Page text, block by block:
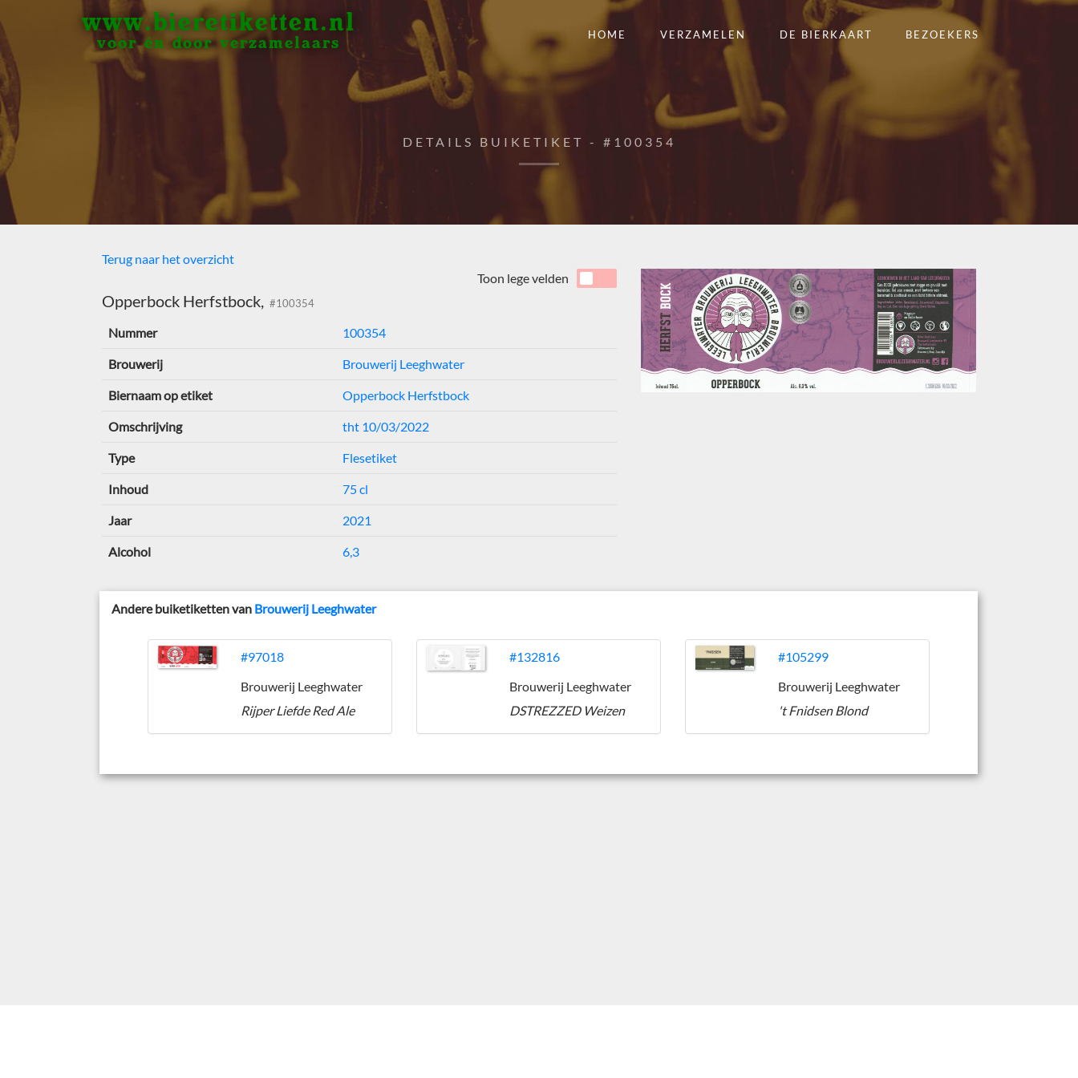
www.bieretiketten.nl
voor én door verzamelaars
HOME VERZAMELEN DE BIERKAART BEZOEKERS
DETAILS BUIKETIKET - #100354
Terug naar het overzicht
Opperbock Herfstbock, #100354
Toon lege velden
Nummer 100354
Brouwerij Brouwerij Leeghwater
Biernaam op etiket Opperbock Herfstbock
Omschrijving tht 10/03/2022
Type Flesetiket
Inhoud 75 cl
Jaar 2021
Alcohol 6,3
Andere buiketiketten van Brouwerij Leeghwater
#97018
Brouwerij Leeghwater
Rijper Liefde Red Ale
#132816
Brouwerij Leeghwater
DSTREZZED Weizen
#105299
Brouwerij Leeghwater
't Fnidsen Blond